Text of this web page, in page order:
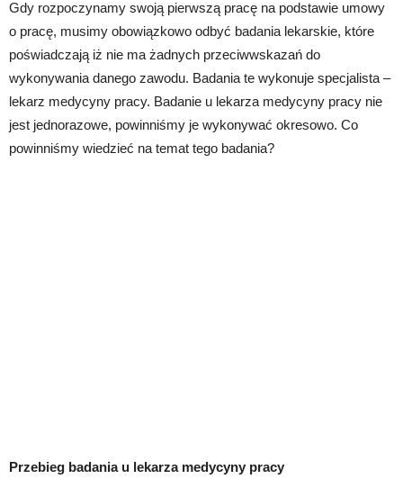
Gdy rozpoczynamy swoją pierwszą pracę na podstawie umowy
o pracę, musimy obowiązkowo odbyć badania lekarskie, które
poświadczają iż nie ma żadnych przeciwwskazań do
wykonywania danego zawodu. Badania te wykonuje specjalista –
lekarz medycyny pracy. Badanie u lekarza medycyny pracy nie
jest jednorazowe, powinniśmy je wykonywać okresowo. Co
powinniśmy wiedzieć na temat tego badania?
Przebieg badania u lekarza medycyny pracy